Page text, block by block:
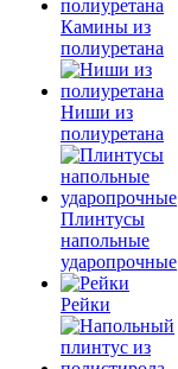
Камины из
полиуретана
Ниши из
полиуретана
Плинтусы
напольные
ударопрочные
Рейки